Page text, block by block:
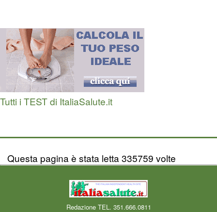
Tutti i TEST di ItaliaSalute.it
Questa pagina è stata letta 335759 volte
Redazione TEL. 351.666.0811